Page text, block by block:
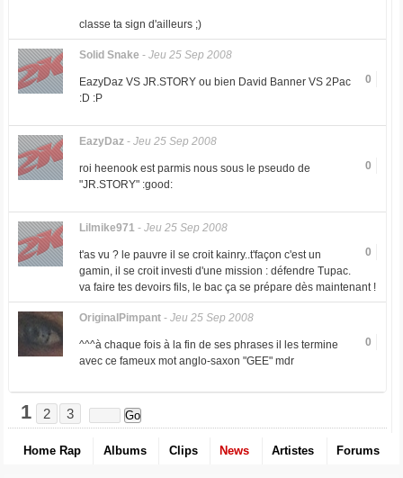
classe ta sign d'ailleurs ;)
Solid Snake - Jeu 25 Sep 2008
0
EazyDaz VS JR.STORY ou bien David Banner VS 2Pac
:D :P
EazyDaz- Jeu 25 Sep 2008
0
roi heenook est parmis nous sous le pseudo de
"JR.STORY" :good:
Lilmike971- Jeu 25 Sep 2008
0
t'as vu ? le pauvre il se croit kainry..t'façon c'est un
gamin, il se croit investi d'une mission : défendre Tupac.
va faire tes devoirs fils, le bac ça se prépare dès maintenant !
OriginalPimpant- Jeu 25 Sep 2008
0
^^^à chaque fois à la fin de ses phrases il les termine
avec ce fameux mot anglo-saxon "GEE" mdr
1 2 3
Home Rap Albums Clips News Artistes Forums